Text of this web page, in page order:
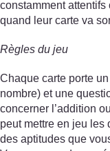
constamment
quand leur carte va
Règles du jeu
Chaque carte porte
nombre) et une
concerner l’addition
peut mettre en jeu les
des aptitudes que